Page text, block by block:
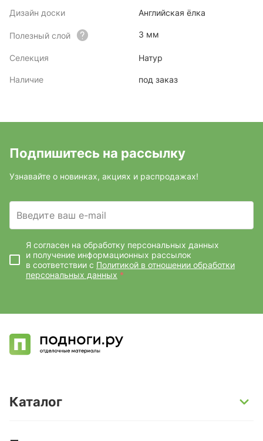
Дизайн доски Английская ёлка
Полезный слой 3 мм
Селекция Натур
Наличие под заказ
Подпишитесь на рассылку
Узнавайте о новинках, акциях и распродажах!
Введите ваш e-mail
Я согласен на обработку персональных данных
и получение информационных рассылок
в соответствии с Политикой в отношении обработки
персональных данных *
Каталог